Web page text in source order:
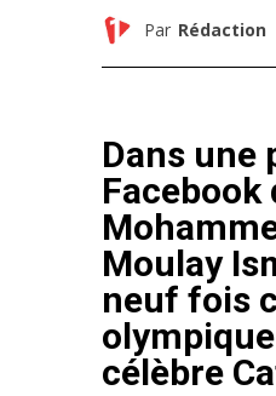
Par Rédaction
Dans une
Facebook
Moulay
neuf fois
célèbre